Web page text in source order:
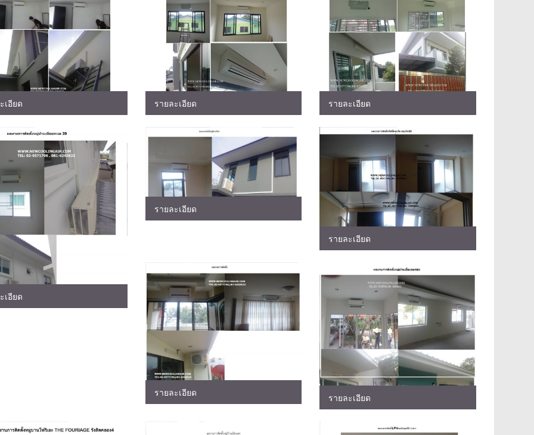
เอียด รายละเอียด รายละเอียด
เอียด
รายละเอียด
รายละเอียด
รายละเอียด รายละเอียด